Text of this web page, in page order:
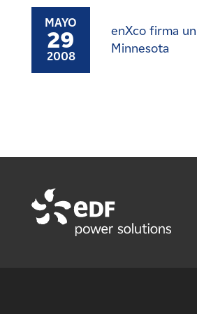
MAYO
29
2008
enXco firma
Minnesota